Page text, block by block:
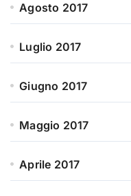
Agosto 2017
Luglio 2017
Giugno 2017
Maggio 2017
Aprile 2017